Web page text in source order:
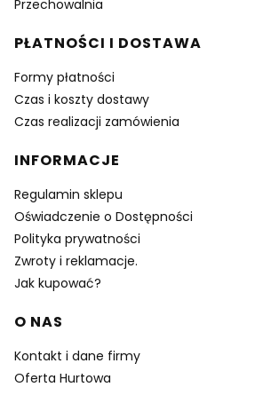
Przechowalnia
PŁATNOŚCI I DOSTAWA
Formy płatności
Czas i koszty dostawy
Czas realizacji zamówienia
INFORMACJE
Regulamin sklepu
Oświadczenie o Dostępności
Polityka prywatności
Zwroty i reklamacje.
Jak kupować?
O NAS
Kontakt i dane firmy
Oferta Hurtowa